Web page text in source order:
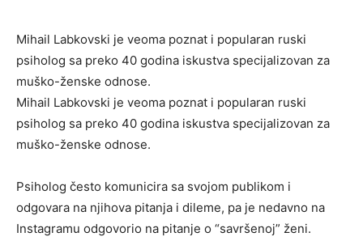
Mihail Labkovski je veoma poznat i popularan ruski
psiholog sa preko 40 godina iskustva specijalizovan za
muško-ženske odnose.
Mihail Labkovski je veoma poznat i popularan ruski
psiholog sa preko 40 godina iskustva specijalizovan za
muško-ženske odnose.
Psiholog često komunicira sa svojom publikom i
odgovara na njihova pitanja i dileme, pa je nedavno na
Instagramu odgovorio na pitanje o “savršenoj” ženi.